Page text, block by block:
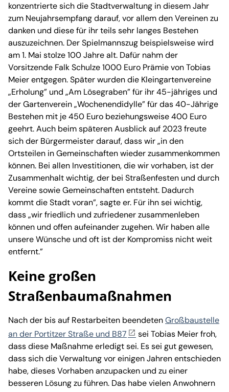
konzentrierte sich die Stadtverwaltung in diesem Jahr
zum Neujahrsempfang darauf, vor allem den Vereinen zu
danken und diese für ihr teils sehr langes Bestehen
auszuzeichnen. Der Spielmannszug beispielsweise wird
am 1. Mai stolze 100 Jahre alt. Dafür nahm der
Vorsitzende Falk Schulze 1000 Euro Prämie von Tobias
Meier entgegen. Später wurden die Kleingartenvereine
„Erholung” und „Am Lösegraben” für ihr 45-jähriges und
der Gartenverein „Wochenendidylle” für das 40-Jährige
Bestehen mit je 450 Euro beziehungsweise 400 Euro
geehrt. Auch beim späteren Ausblick auf 2023 freute
sich der Bürgermeister darauf, dass wir „in den
Ortsteilen in Gemeinschaften wieder zusammenkommen
können. Bei allen Investitionen, die wir vorhaben, ist der
Zusammenhalt wichtig, der bei Straßenfesten und durch
Vereine sowie Gemeinschaften entsteht. Dadurch
kommt die Stadt voran”, sagte er. Für ihn sei wichtig,
dass „wir friedlich und zufriedener zusammenleben
können und offen aufeinander zugehen. Wir haben alle
unsere Wünsche und oft ist der Kompromiss nicht weit
entfernt.”
Keine großen
Straßenbaumaßnahmen
Nach der bis auf Restarbeiten beendetenGroßbaustelle
an der Portitzer Straße und B87
sei Tobias Meier froh,
dass diese Maßnahme erledigt sei. Es sei gut gewesen,
dass sich die Verwaltung vor einigen Jahren entschieden
habe, dieses Vorhaben anzupacken und zu einer
besseren Lösung zu führen. Das habe vielen Anwohnern